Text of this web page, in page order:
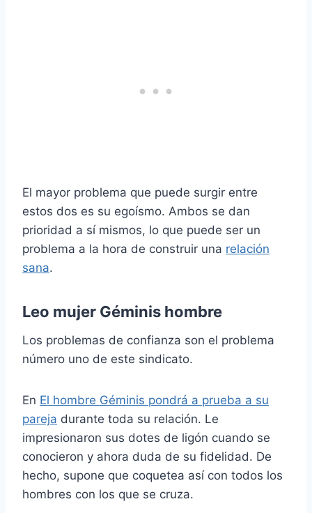
El mayor problema que puede surgir entre
estos dos es su egoísmo. Ambos se dan
prioridad a sí mismos, lo que puede ser un
problema a la hora de construir una relación
sana.
Leo mujer Géminis hombre
Los problemas de confianza son el problema
número uno de este sindicato.
En El hombre Géminis pondrá a prueba a su
pareja durante toda su relación. Le
impresionaron sus dotes de ligón cuando se
conocieron y ahora duda de su fidelidad. De
hecho, supone que coquetea así con todos los
hombres con los que se cruza.